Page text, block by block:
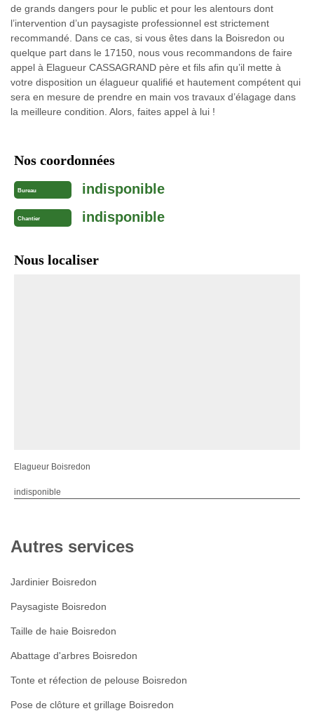
de grands dangers pour le public et pour les alentours dont
l’intervention d’un paysagiste professionnel est strictement
recommandé. Dans ce cas, si vous êtes dans la Boisredon ou
quelque part dans le 17150, nous vous recommandons de faire
appel à Elagueur CASSAGRAND père et fils afin qu’il mette à
votre disposition un élagueur qualifié et hautement compétent qui
sera en mesure de prendre en main vos travaux d’élagage dans
la meilleure condition. Alors, faites appel à lui !
Nos coordonnées
Bureau indisponible
Chantier indisponible
Nous localiser
Elagueur Boisredon
indisponible
Autres services
Jardinier Boisredon
Paysagiste Boisredon
Taille de haie Boisredon
Abattage d'arbres Boisredon
Tonte et réfection de pelouse Boisredon
Pose de clôture et grillage Boisredon